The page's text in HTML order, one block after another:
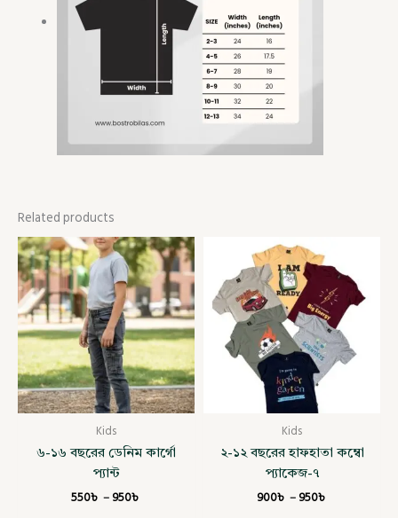
Related products
Kids
৬-১৬ বছরের ডেনিম কার্গো
প্যান্ট
550৳ –950৳
Price
range:
550৳
through
950৳
Kids
২-১২ বছরের হাফহাতা কম্বো
প্যাকেজ-৭
900৳ – 950৳
900৳
through
950৳